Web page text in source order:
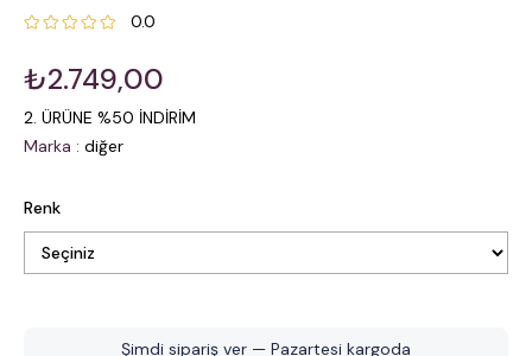
0.0
₺2.749,00
2. ÜRÜNE %50 İNDİRİM
Marka : diğer
Renk
Şimdi sipariş ver — Pazartesi kargoda